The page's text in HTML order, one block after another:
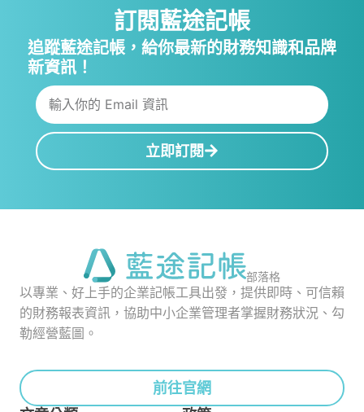
訂閱藍途記帳
追蹤藍途記帳，給你最新的財務知識和品牌
新資訊！
立即訂閱
部落格
以專業、好上手的企業記帳工具出發，提供即時、可信賴
的財務報表資訊，協助中小企業管理者掌握財務狀況、勾
勒經營藍圖。
前往官網